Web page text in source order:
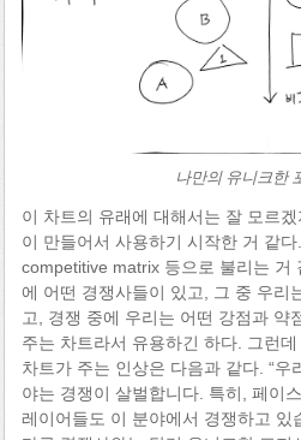
나만의 유니크한
이 차트의 유래에 대해서는 잘 모르
이 만들어서 사용하기 시작한 거 같
competitive matrix 등으로 불리는 거
에 어떤 경쟁사들이 있고, 그 중 우리
고, 경쟁 중에 우리는 어떤 강점과 약
주는 차트라서 유용하긴 하다. 그런
차트가 주는 인상은 다음과 같다. “우
야는 경쟁이 살벌합니다. 특히, 페이
레이어들도 이 분야에서 경쟁하고 있